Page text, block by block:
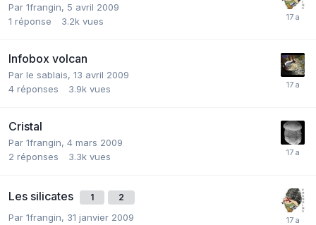
Par 1frangin, 5 avril 2009
1 réponse 3.2k vues
Infobox volcan
Par le sablais, 13 avril 2009
4 réponses 3.9k vues
Cristal
Par 1frangin, 4 mars 2009
2 réponses 3.3k vues
Les silicates 1 2
Par 1frangin, 31 janvier 2009